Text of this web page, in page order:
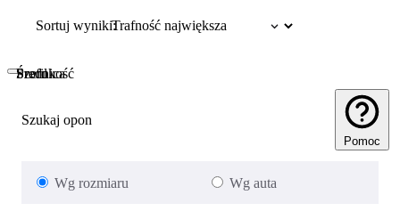
Sortuj wyniki:
Szukaj opon
Pomoc
Wg rozmiaru Wg auta
Szerokość
Profil
Średnica